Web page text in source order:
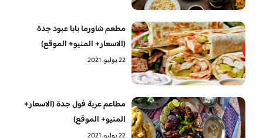
مطعم شاورما بابا عبود جدة
(الاسعار+ المنيو+ الموقع)
22 يوليو، 2021
مطاعم عربة فول جدة (الاسعار+
المنيو+ الموقع)